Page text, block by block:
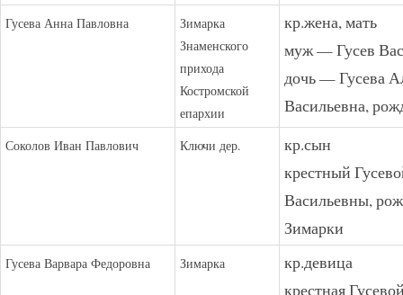
Гусева Анна Павловна
Зимарка
Знаменского
прихода
Костромской
епархии
кр.жена, мать
муж — Гусев
дочь — Гусева
Васильевна,
Соколов Иван Павлович Ключи дер.
кр.сын
крестный
Васильевны,
Зимарки
Гусева Варвара Федоровна Зимарка
кр.девица
крестная